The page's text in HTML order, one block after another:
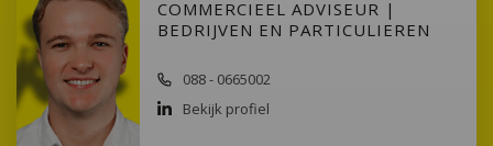
COMMERCIEEL ADVISEUR |
BEDRIJVEN EN PARTICULIEREN
088 - 0665002
Bekijk profiel